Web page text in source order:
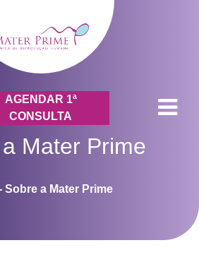
AGENDAR 1ª
CONSULTA
Mater Prime
Sobre a Mater Prime